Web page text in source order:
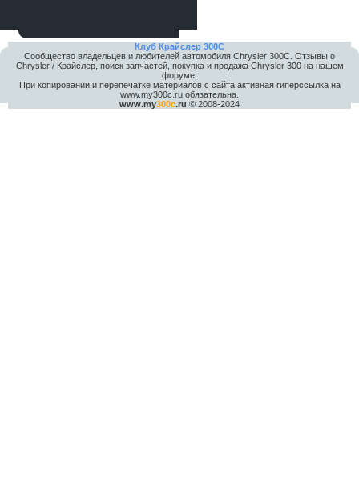
Клуб Крайслер 300C
Сообщество владельцев и любителей автомобиля Chrysler 300С. Отзывы о
Chrysler / Крайслер, поиск запчастей, покупка и продажа Chrysler 300 на нашем
форуме.
При копировании и перепечатке материалов с сайта активная гиперссылка на
www.my300c.ru обязательна.
www.my300c.ru © 2008-2024